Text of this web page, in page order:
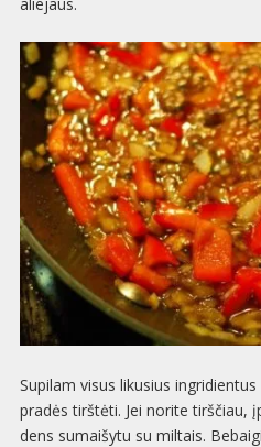
Supi­lam visus liku­sius
pra­dės tirš­tėti. Jei norite tirš­čiau,
dens sumai­šytu su mil­tais.